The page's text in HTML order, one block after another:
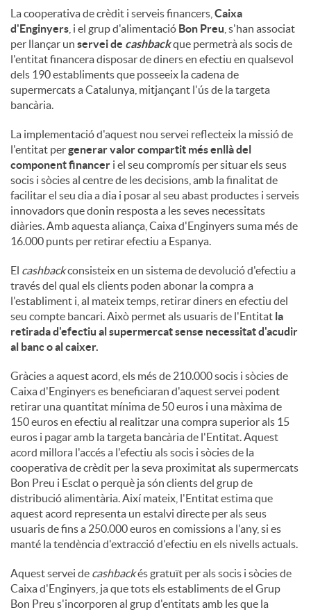
La cooperativa de crèdit i serveis financers, Caixa
d'Enginyers , i el grup d'alimentació Bon Preu , s'han associat
per llançar un servei de cashbackque permetrà als socis de
l'entitat financera disposar de diners en efectiu en qualsevol
dels 190 establiments que posseeix la cadena de
supermercats a Catalunya, mitjançant l'ús de la targeta
bancària.
La implementació d'aquest nou servei reflecteix la missió de
l'entitat pergenerar valor compartit més enllà del
component financer i el seu compromís per situar els seus
socis i sòcies al centre de les decisions, amb la finalitat de
facilitar el seu dia a dia i posar al seu abast productes i serveis
innovadors que donin resposta a les seves necessitats
diàries. Amb aquesta aliança, Caixa d'Enginyers suma més de
16.000 punts per retirar efectiu a Espanya.
El cashbackconsisteix en un sistema de devolució d'efectiu a
través del qual els clients poden abonar la compra a
l'establiment i, al mateix temps, retirar diners en efectiu del
seu compte bancari. Això permet als usuaris de l'Entitat la
retirada d'efectiu al supermercat sense necessitat d'acudir
al banc o al caixer.
Gràcies a aquest acord, els més de 210.000 socis i sòcies de
Caixa d'Enginyers es beneficiaran d'aquest servei podent
retirar una quantitat mínima de 50 euros i una màxima de
150 euros en efectiu al realitzar una compra superior als 15
euros i pagar amb la targeta bancària de l'Entitat. Aquest
acord millora l'accés a l'efectiu als socis i sòcies de la
cooperativa de crèdit per la seva proximitat als supermercats
Bon Preu i Esclat o perquè ja són clients del grup de
distribució alimentària. Així mateix, l'Entitat estima que
aquest acord representa un estalvi directe per als seus
usuaris de fins a 250.000 euros en comissions a l'any, si es
manté la tendència d'extracció d'efectiu en els nivells actuals.
Aquest servei de cashbackés gratuït per als socis i sòcies de
Caixa d'Enginyers, ja que tots els establiments de el Grup
Bon Preu s'incorporen al grup d'entitats amb les que la